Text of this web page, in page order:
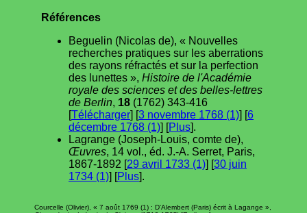
Références
Beguelin (Nicolas de), « Nouvelles
recherches pratiques sur les aberrations
des rayons réfractés et sur la perfection
des lunettes », Histoire de l'Académie
royale des sciences et des belles-lettres
de Berlin, 18 (1762) 343-416
[Télécharger] [3 novembre 1768 (1)] [6
décembre 1768 (1)] [Plus].
Lagrange (Joseph-Louis, comte de),
Œuvres, 14 vol., éd. J.-A. Serret, Paris,
1867-1892 [29 avril 1733 (1)] [30 juin
1734 (1)] [Plus].
Courcelle (Olivier), « 7 août 1769 (1) : D'Alembert (Paris) écrit à Lagange »,